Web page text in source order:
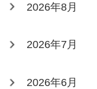
2026年8月
2026年7月
2026年6月